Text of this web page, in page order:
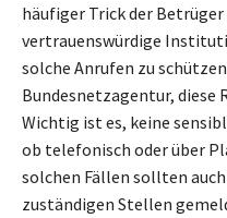
häufiger Trick der Betrüger
vertrauenswürdige
solche Anrufen zu
Bundesnetzagentur, diese
Wichtig ist es, keine
ob telefonisch oder über
solchen Fällen sollten
zuständigen Stellen